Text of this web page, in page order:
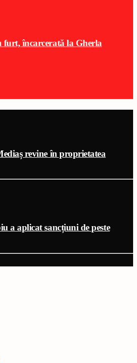
încarcerată la Gherla
revine în proprietatea
a aplicat sancțiuni de peste